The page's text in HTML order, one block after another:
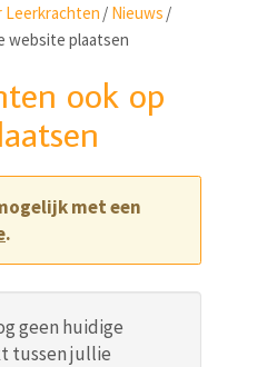
Leerkrachten / Nieuws /
website plaatsen
ook op
met een
.
geen huidige
tussen jullie